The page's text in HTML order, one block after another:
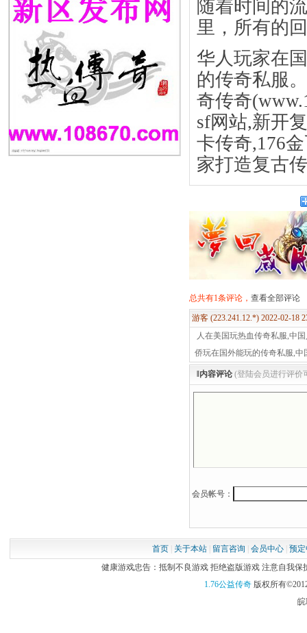
随着时间的
里，所有的
华人玩家在
的传奇私服
奇传奇(
sf网站,新开
卡传奇,176
家打造复古
总共有1条评论， 查看全部评论
游客 (223.241.12.*) 2022-02-18
人在美国玩热血传奇私服,中
侨玩在国外能玩的传奇私服,
‖内容评论 (登陆会员进行评价
会员帐号：
首页| 关于本站| 留言咨询 会员中心| 预
健康游戏忠告：抵制不良游戏 拒绝盗版游戏 注意自我保
1.76公益传奇版权所有
皖